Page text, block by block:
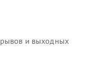
и выходных